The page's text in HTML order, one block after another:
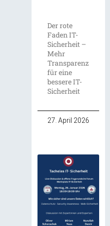
Der rote
Faden IT-
Sicherheit –
Mehr
Transparenz
für eine
bessere IT-
Sicherheit
27. April 2026